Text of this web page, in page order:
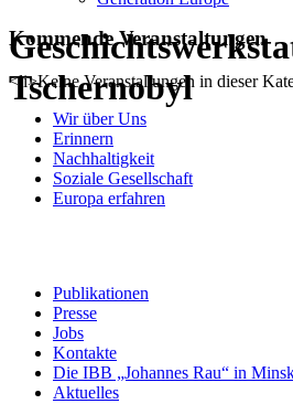
Tschernobyl
Kommende Veranstaltungen
<li>Keine Veranstaltungen in dieser
Wir über Uns
Erinnern
Nachhaltigkeit
Soziale Gesellschaft
Europa erfahren
Publikationen
Presse
Jobs
Kontakte
Die IBB „Johannes Rau“ in
Aktuelles